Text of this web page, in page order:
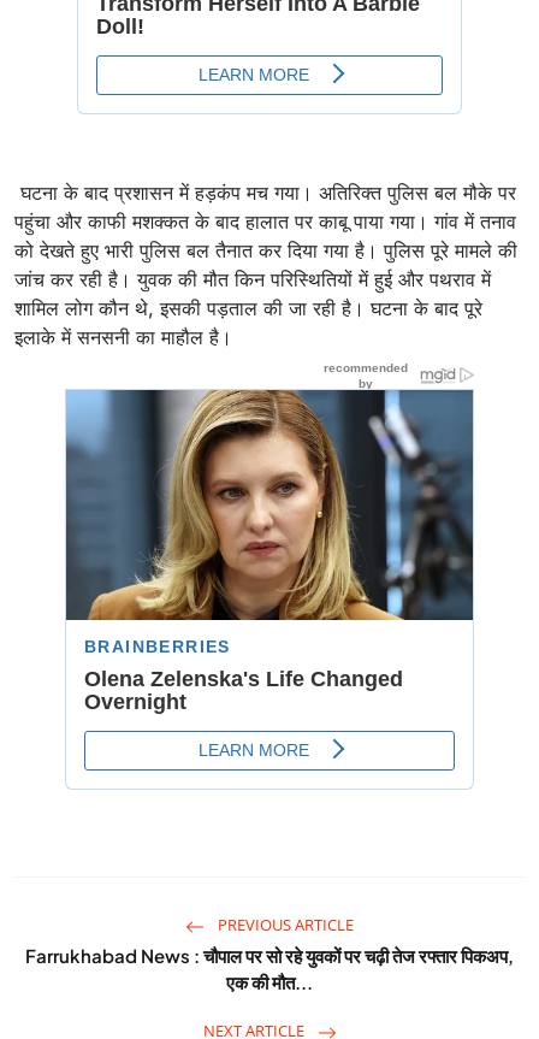
घटना के बाद प्रशासन में हड़कंप मच गया। अतिरिक्त पुलिस बल मौके पर
पहुंचा और काफी मशक्कत के बाद हालात पर काबू पाया गया। गांव में तनाव
को देखते हुए भारी पुलिस बल तैनात कर दिया गया है। पुलिस पूरे मामले की
जांच कर रही है। युवक की मौत किन परिस्थितियों में हुई और पथराव में
शामिल लोग कौन थे, इसकी पड़ताल की जा रही है। घटना के बाद पूरे
इलाके में सनसनी का माहौल है।
PREVIOUS ARTICLE
Farrukhabad News : चौपाल पर सो रहे युवकों पर चढ़ी तेज रफ्तार पिकअप,
एक की मौत...
NEXT ARTICLE